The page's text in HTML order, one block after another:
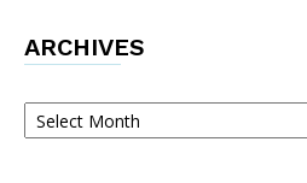
ARCHIVES
Archives